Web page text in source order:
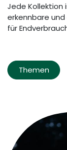
Jede Kollektion
erkennbare
für
Themen